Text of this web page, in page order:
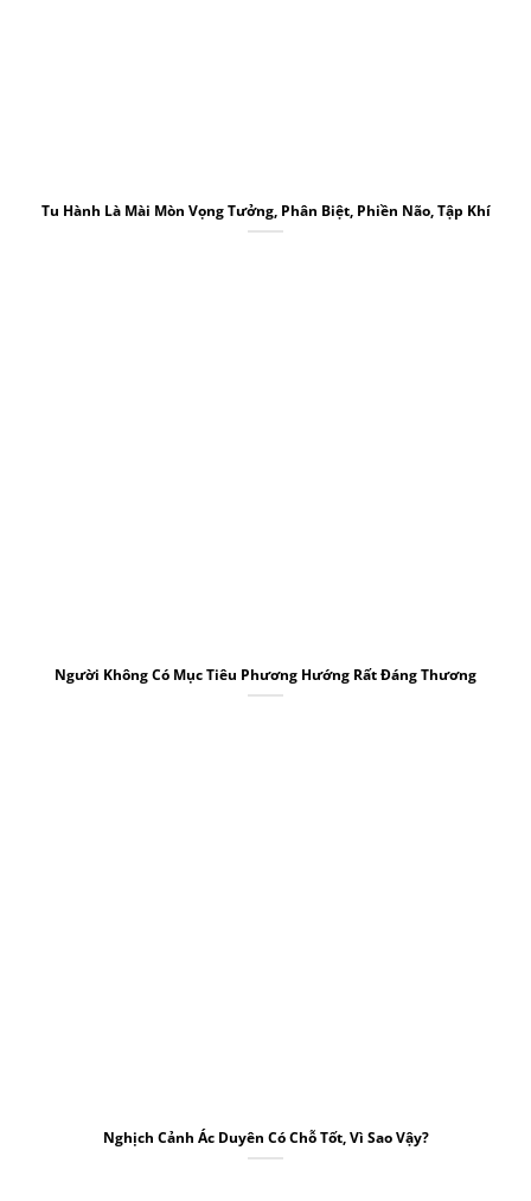
Tu Hành Là Mài Mòn Vọng Tưởng, Phân Biệt, Phiền Não, Tập Khí
Người Không Có Mục Tiêu Phương Hướng Rất Đáng Thương
Nghịch Cảnh Ác Duyên Có Chỗ Tốt, Vì Sao Vậy?